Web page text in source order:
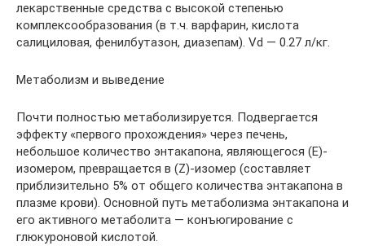
лекарственные средства с высокой степенью
комплексообразования (в т.ч. варфарин, кислота
салициловая, фенилбутазон, диазепам). Vd — 0.27 л/кг.
Метаболизм и выведение
Почти полностью метаболизируется. Подвергается
эффекту «первого прохождения» через печень,
небольшое количество энтакапона, являющегося (Е)-
изомером, превращается в (Z)-изомер (составляет
приблизительно 5% от общего количества энтакапона в
плазме крови). Основной путь метаболизма энтакапона и
его активного метаболита — конъюгирование с
глюкуроновой кислотой.